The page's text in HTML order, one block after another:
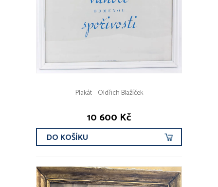
Plakát – Oldřich Blažíček
10 600 Kč
DO KOŠÍKU